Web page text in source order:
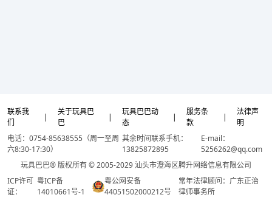
联系我
们
|
关于玩具巴
巴
|
玩具巴巴动
态
|
服务条
款
|
法律声
明
电话：0754-85638555（周一至周
六8:30-17:30）
其余时间联系手机：
13825872895
E-mail：
5256262@qq.com
玩具巴巴® 版权所有 © 2005-2029 汕头市澄海区腾升网络信息有限公司
ICP许可
证：
粤ICP备
14010661号-1
粤公网安备
44051502000212号
常年法律顾问：广东正治
律师事务所